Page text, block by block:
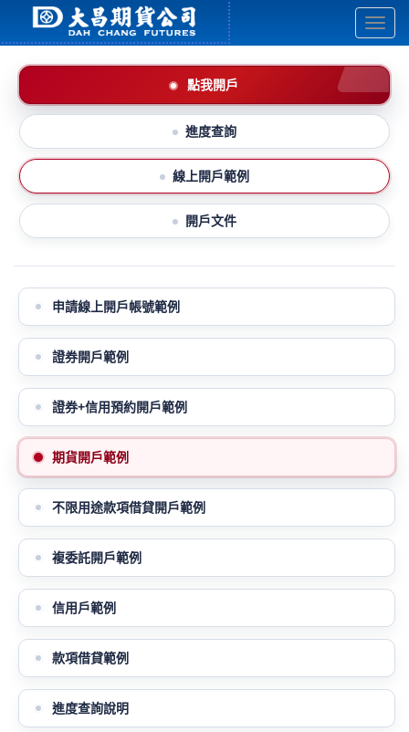
主
點我開戶
進度查詢
線上開戶範例
開戶文件
申請線上開戶帳號範例
證券開戶範例
證券+信用預約開戶範例
期貨開戶範例
不限用途款項借貸開戶範例
複委託開戶範例
信用戶範例
款項借貸範例
進度查詢說明